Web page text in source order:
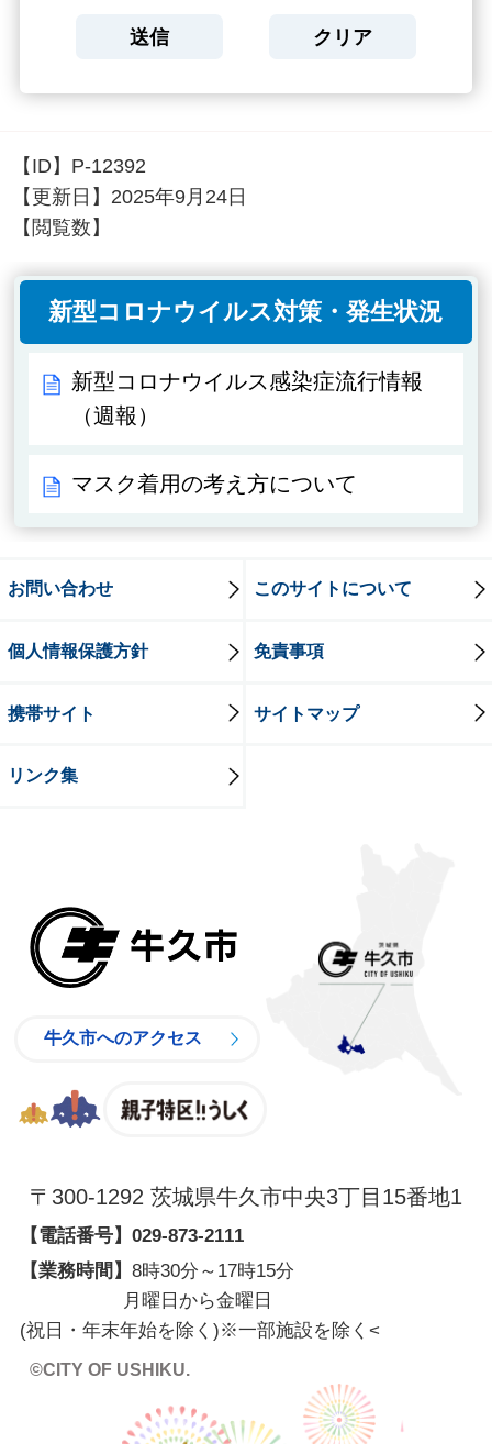
【ID】 P-12392
【更新日】 2025年9月24日
【閲覧数】
新型コロナウイルス対策・発生状況
新型コロナウイルス感染症流行情報
（週報）
マスク着用の考え方について
お問い合わせ このサイトについて
個人情報保護方針 免責事項
携帯サイト サイトマップ
リンク集
牛久市へのアクセス
〒300-1292 茨城県牛久市中央3丁目15番地1
【電話番号】 029-873-2111
【業務時間】 8時30分～17時15分
月曜日から金曜日
(祝日・年末年始を除く)※一部施設を除く <
©CITY OF USHIKU.